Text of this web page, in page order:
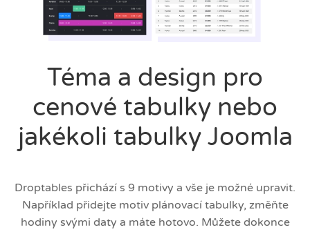
Téma a design pro
cenové tabulky nebo
jakékoli tabulky Joomla
Droptables přichází s 9 motivy a vše je možné upravit.
Například přidejte motiv plánovací tabulky, změňte
hodiny svými daty a máte hotovo. Můžete dokonce